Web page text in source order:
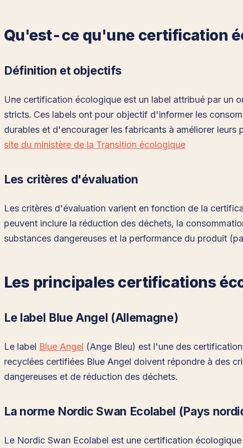
Qu'est-ce qu'une certification
Définition et objectifs
Une certification écologique est un label attribué par un
stricts. Ces labels ont pour objectif d'informer les
durables et d'encourager les fabricants à améliorer
site du ministère de la Transition écologique
Les critères d'évaluation
Les critères d'évaluation varient en fonction de la
peuvent inclure la réduction des déchets, la
substances dangereuses et la performance du produit
Les principales certifications
Le label Blue Angel (Allemagne)
Le label Blue Angel (Ange Bleu) est l'une des
recyclées certifiées Blue Angel doivent répondre à des
dangereuses et de réduction des déchets.
La norme Nordic Swan Ecolabel (Pays
Le Nordic Swan Ecolabel est une certification